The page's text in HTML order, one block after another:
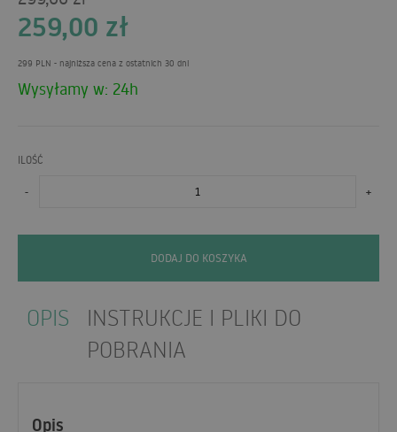
259,00 zł
299 PLN - najniższa cena z ostatnich 30 dni
Wysyłamy w: 24h
ILOŚĆ
- +
DODAJ DO KOSZYKA
OPIS
INSTRUKCJE I PLIKI DO
POBRANIA
Opis